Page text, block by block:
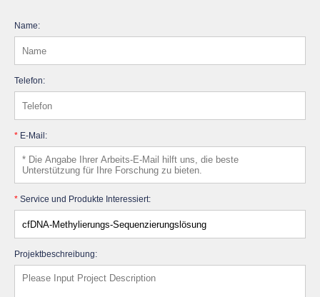
Name:
Telefon:
* E-Mail:
* Service und Produkte Interessiert:
Projektbeschreibung: